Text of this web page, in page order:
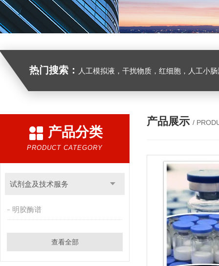
热门搜索： 人工模拟液，干扰物质，红细胞，人工小
产品分类
PRODUCT CATEGORY
试剂盒及技术服务
明胶酶谱
查看全部
产品展示 /